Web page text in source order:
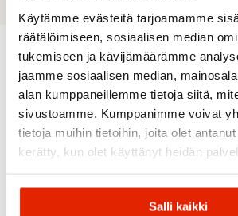
Käytämme evästeitä tarjoamamme
räätälöimiseen, sosiaalisen median
tukemiseen ja kävijämäärämme
jaamme sosiaalisen median,
alan kumppaneillemme tietoja siitä,
sivustoamme. Kumppanimme voivat
tietoja muihin tietoihin, joita olet
kerätty, kun olet käyttänyt heidän
Salli kaikki
Recommended
SALE